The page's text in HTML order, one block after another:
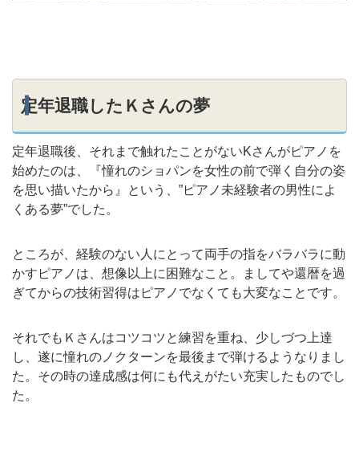
定年退職したＫさんの夢
定年退職後、それまで触れたことがないKさんがピアノを
始めたのは、『憧れのショパンを女性の前で弾く自分の姿
を思い描いたから』という、”ピアノ未経験者の男性によ
くある夢”でした。
ところが、経験のない人にとって両手の指をバラバラに動
かすピアノは、想像以上に困難なこと。ましてや還暦を過
ぎてからの技術習得はピアノでなくても大変なことです。
それでもＫさんはコツコツと練習を重ね、少しづつ上達
し、遂に憧れのノクターンを最後まで弾けるようなりまし
た。その時の達成感は何にも代えがたい充実したものでし
た。